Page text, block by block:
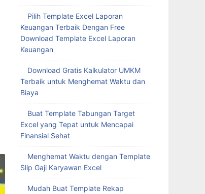
Pilih Template Excel Laporan
Keuangan Terbaik Dengan Free
Download Template Excel Laporan
Keuangan
Download Gratis Kalkulator UMKM
Terbaik untuk Menghemat Waktu dan
Biaya
Buat Template Tabungan Target
Excel yang Tepat untuk Mencapai
Finansial Sehat
Menghemat Waktu dengan Template
Slip Gaji Karyawan Excel
Mudah Buat Template Rekap